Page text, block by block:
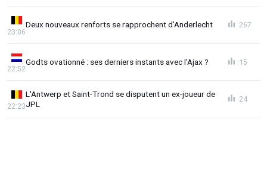
Deux nouveaux renforts se rapprochent d'Anderlecht
23:06
267
Godts ovationné : ses derniers instants avec l'Ajax ?
22:52
15
L'Antwerp et Saint-Trond se disputent un ex-joueur de
JPL
22:23
24